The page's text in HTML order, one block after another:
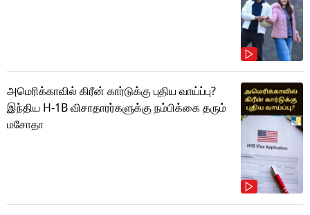
அமெரிக்காவில் கிரீன் கார்டுக்கு புதிய வாய்ப்பு?
இந்திய H-1B விசாதாரர்களுக்கு நம்பிக்கை தரும்
மசோதா